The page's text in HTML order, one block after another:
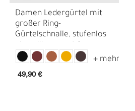
Damen Ledergürtel mit
großer Ring-
Gürtelschnalle, stufenlos
49,90 €